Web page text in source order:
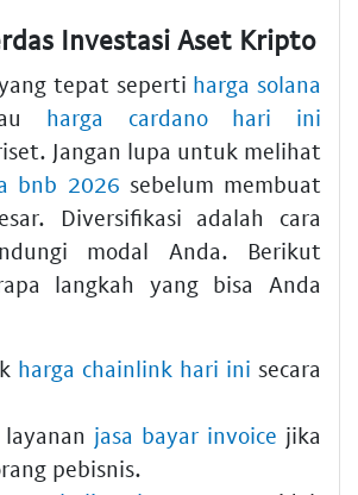
Investasi Aset Kripto
tepat seperti harga solana
harga cardano hari ini
Jangan lupa untuk melihat
bnb 2026 sebelum membuat
Diversifikasi adalah cara
modal Anda. Berikut
langkah yang bisa Anda
harga chainlink hari ini secara
jasa bayar invoice jika
pebisnis.